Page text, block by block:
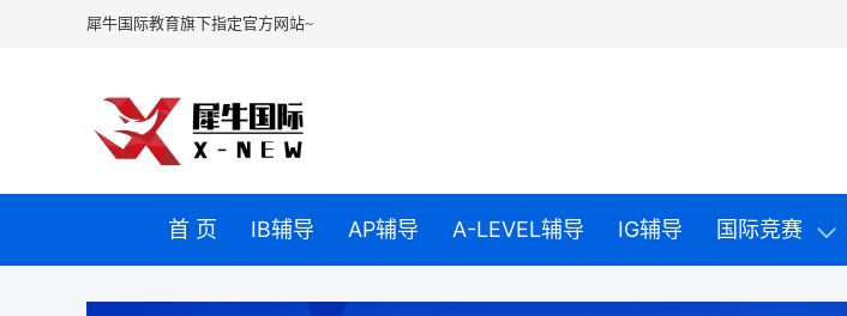
犀牛国际教育旗下指定官方网站~
首 页 IB辅导 AP辅导 A-LEVEL辅导 IG辅导 国际竞赛